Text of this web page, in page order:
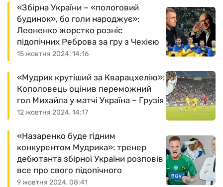
15 жовтня 2024, 14:16
«Збірна України – «пологовий
будинок», бо голи народжує»:
Леоненко жорстко розніс
підопічних Реброва за гру з Чехією
12 жовтня 2024, 14:17
«Мудрик крутіший за Кварацхелію»:
Кополовець оцінив переможний
гол Михайла у матчі Україна – Грузія
9 жовтня 2024, 08:41
«Назаренко буде гідним
конкурентом Мудрика»: тренер
дебютанта збірної України розповів
все про свого підопічного